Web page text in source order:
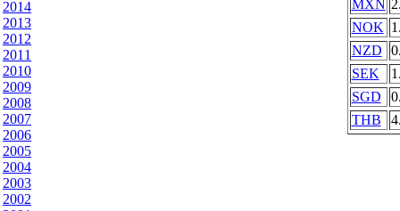
2014
2013
2012
2011
2010
2009
2008
2007
2006
2005
2004
2003
2002
MXN
NOK
NZD
SEK
SGD
THB